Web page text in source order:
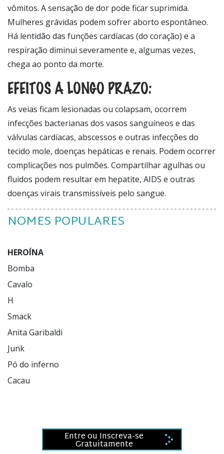
vômitos. A sensação de dor pode ficar suprimida.
Mulheres grávidas podem sofrer aborto espontâneo.
Há lentidão das funções cardíacas (do coração) e a
respiração diminui severamente e, algumas vezes,
chega ao ponto da morte.
EFEITOS A LONGO PRAZO:
As veias ficam lesionadas ou colapsam, ocorrem
infecções bacterianas dos vasos sanguíneos e das
válvulas cardíacas, abscessos e outras infecções do
tecido mole, doenças hepáticas e renais. Podem ocorrer
complicações nos pulmões. Compartilhar agulhas ou
fluidos podem resultar em hepatite, AIDS e outras
doenças virais transmissíveis pelo sangue.
NOMES POPULARES
HEROÍNA
Bomba
Cavalo
H
Smack
Anita Garibaldi
Junk
Pó do inferno
Cacau
Entre ou Inscreva-se
Gratuitamente